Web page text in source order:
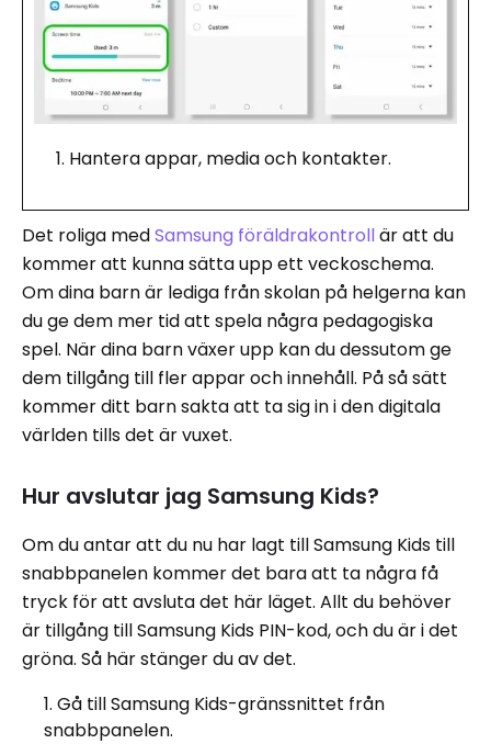
Hantera appar, media och kontakter.
Det roliga medSamsung föräldrakontrollär att du
kommer att kunna sätta upp ett veckoschema.
Om dina barn är lediga från skolan på helgerna kan
du ge dem mer tid att spela några pedagogiska
spel. När dina barn växer upp kan du dessutom ge
dem tillgång till fler appar och innehåll. På så sätt
kommer ditt barn sakta att ta sig in i den digitala
världen tills det är vuxet.
Hur avslutar jag Samsung Kids?
Om du antar att du nu har lagt till Samsung Kids till
snabbpanelen kommer det bara att ta några få
tryck för att avsluta det här läget. Allt du behöver
är tillgång till Samsung Kids PIN-kod, och du är i det
gröna. Så här stänger du av det.
Gå till Samsung Kids-gränssnittet från
snabbpanelen.